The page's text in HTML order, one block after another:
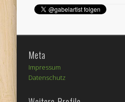
Meta
Impressum
Datenschutz